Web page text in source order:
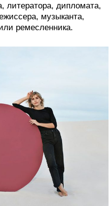
литератора, дипломата,
музыканта,
ремесленника.